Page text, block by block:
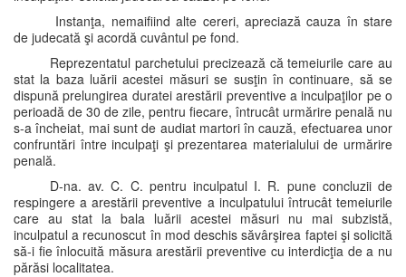
Instanţa, nemaifiind alte cereri, apreciază cauza în stare
de judecată şi acordă cuvântul pe fond.
Reprezentatul parchetului precizează că temeiurile care au
stat la baza luării acestei măsuri se susţin în continuare, să se
dispună prelungirea duratei arestării preventive a inculpaţilor pe o
perioadă de 30 de zile, pentru fiecare, întrucât urmărire penală nu
s-a încheiat, mai sunt de audiat martori în cauză, efectuarea unor
confruntări între inculpaţi şi prezentarea materialului de urmărire
penală.
D-na. av. C. C. pentru inculpatul I. R. pune concluzii de
respingere a arestării preventive a inculpatului întrucât temeiurile
care au stat la bala luării acestei măsuri nu mai subzistă,
inculpatul a recunoscut în mod deschis săvârşirea faptei şi solicită
să-i fie înlocuită măsura arestării preventive cu interdicţia de a nu
părăsi localitatea.